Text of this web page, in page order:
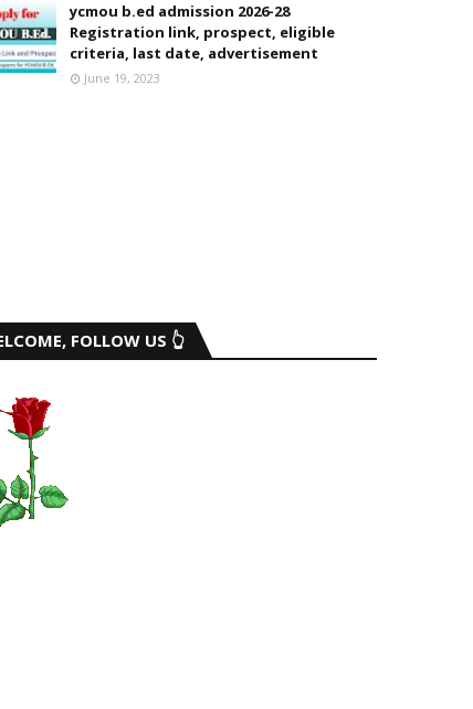
ycmou b.ed admission 2026-28
Registration link, prospect, eligible
criteria, last date, advertisement
June 19, 2023
FOLLOW US 👆